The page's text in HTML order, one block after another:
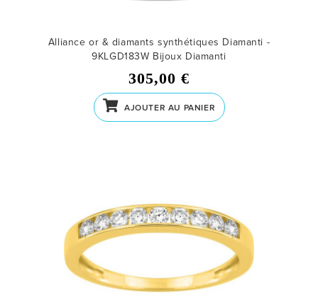
Alliance or & diamants synthétiques Diamanti -
9KLGD183W Bijoux Diamanti
305,00 €
AJOUTER AU PANIER